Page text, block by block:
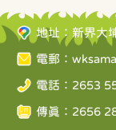
地址：新界大
電郵：
電話：2653
傳真：2656